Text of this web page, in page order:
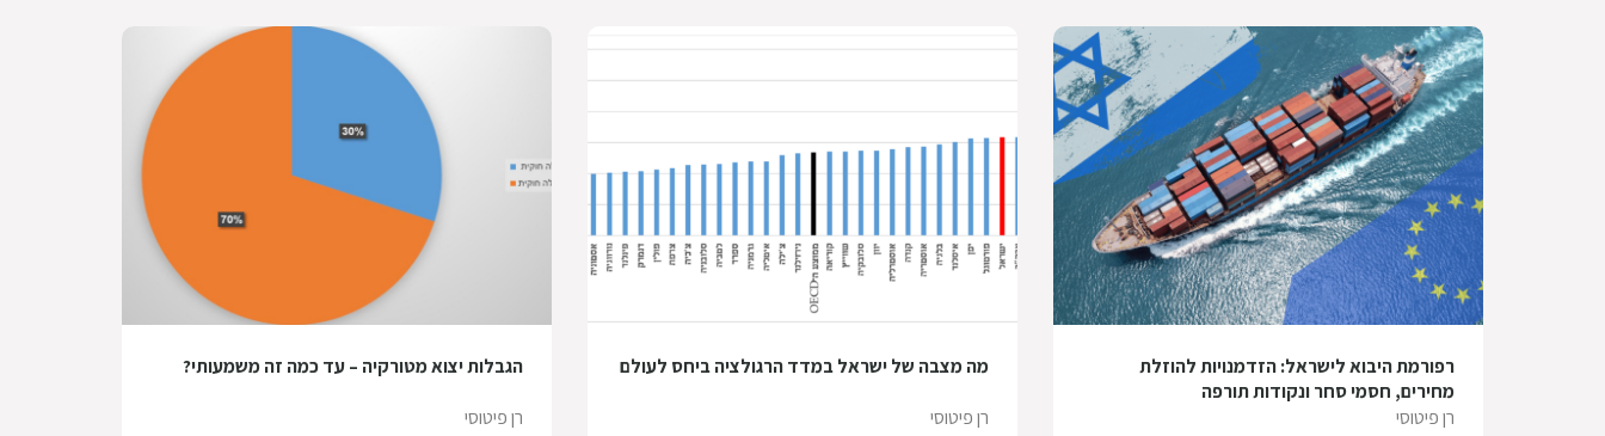
רפורמת היבוא לישראל: הזדמנויות להוזלת
מחירים, חסמי סחר ונקודות תורפה
רן פיטוסי
מה מצבה של ישראל במדד הרגולציה ביחס לעולם
רן פיטוסי
הגבלות יצוא מטורקיה – עד כמה זה משמעותי?
רן פיטוסי